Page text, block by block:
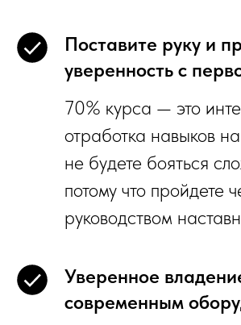
Поставите руку и
уверенность с
70% курса — это
отработка навыков
не будете бояться
потому что пройдете
руководством
Уверенное
современным